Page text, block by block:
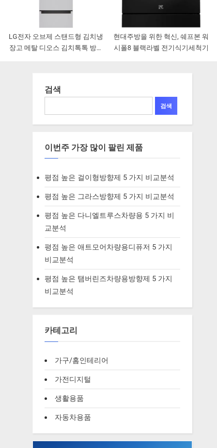
LG전자 오브제 스탠드형 김치냉
장고 메탈 디오스 김치톡톡 방문
현대주방을 위한 혁신, 쉐프본 워
시폴8 블랙라벨 전기식기세척기
검색
검색
이번주 가장 많이 팔린 제품
평점 높은 걸이형방향제 5 가지 비교분석
평점 높은 그라스방향제 5 가지 비교분석
평점 높은 다니엘트루스차량용 5 가지 비
교분석
평점 높은 애트모어차량용디퓨저 5 가지
비교분석
평점 높은 탬버린즈차량용방향제 5 가지
비교분석
카테고리
가구/홈인테리어
가전디지털
생활용품
자동차용품